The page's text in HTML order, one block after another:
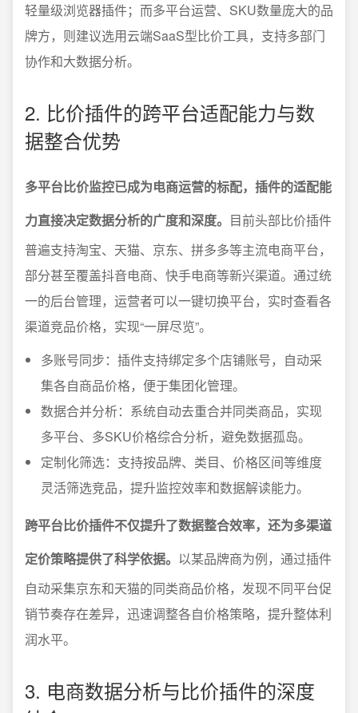
轻量级浏览器插件；而多平台运营、SKU数量庞大的品
牌方，则建议选用云端SaaS型比价工具，支持多部门
协作和大数据分析。
2. 比价插件的跨平台适配能力与数
据整合优势
多平台比价监控已成为电商运营的标配，插件的适配能
力直接决定数据分析的广度和深度。 目前头部比价插件
普遍支持淘宝、天猫、京东、拼多多等主流电商平台，
部分甚至覆盖抖音电商、快手电商等新兴渠道。通过统
一的后台管理，运营者可以一键切换平台，实时查看各
渠道竞品价格，实现“一屏尽览”。
多账号同步：插件支持绑定多个店铺账号，自动采
集各自商品价格，便于集团化管理。
数据合并分析：系统自动去重合并同类商品，实现
多平台、多SKU价格综合分析，避免数据孤岛。
定制化筛选：支持按品牌、类目、价格区间等维度
灵活筛选竞品，提升监控效率和数据解读能力。
跨平台比价插件不仅提升了数据整合效率，还为多渠道
定价策略提供了科学依据。 以某品牌商为例，通过插件
自动采集京东和天猫的同类商品价格，发现不同平台促
销节奏存在差异，迅速调整各自价格策略，提升整体利
润水平。
3. 电商数据分析与比价插件的深度